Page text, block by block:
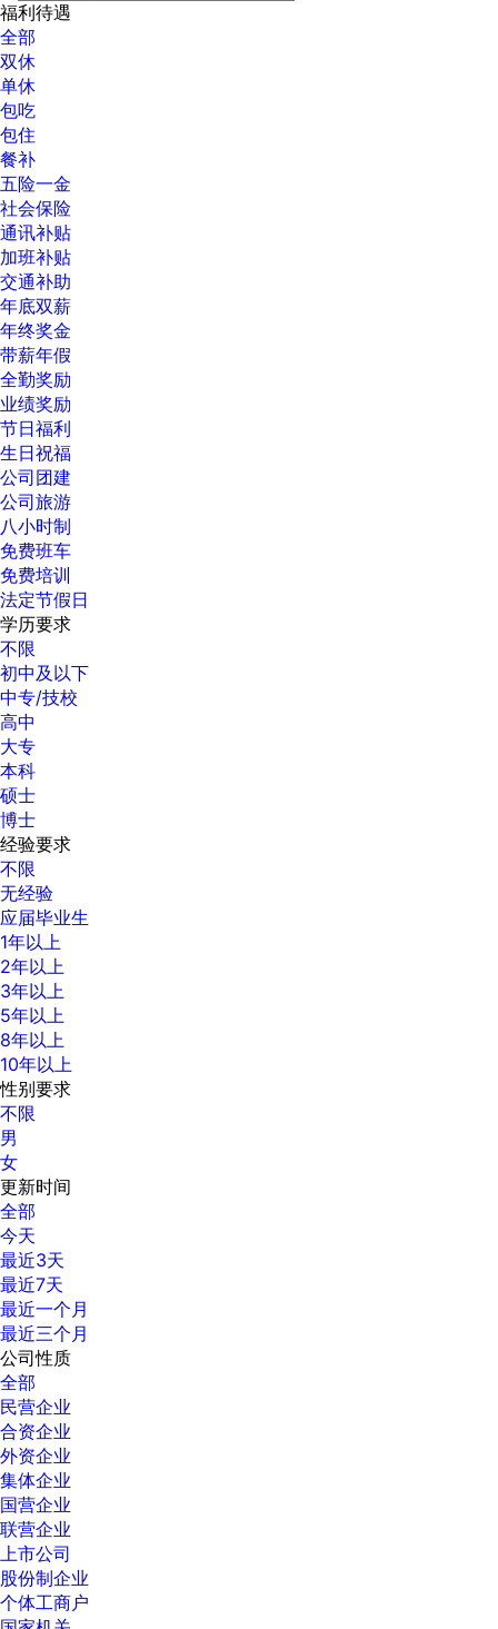
福利待遇
全部
双休
单休
包吃
包住
餐补
五险一金
社会保险
通讯补贴
加班补贴
交通补助
年底双薪
年终奖金
带薪年假
全勤奖励
业绩奖励
节日福利
生日祝福
公司团建
公司旅游
八小时制
免费班车
免费培训
法定节假日
学历要求
不限
初中及以下
中专/技校
高中
大专
本科
硕士
博士
经验要求
不限
无经验
应届毕业生
1年以上
2年以上
3年以上
5年以上
8年以上
10年以上
性别要求
不限
男
女
更新时间
全部
今天
最近3天
最近7天
最近一个月
最近三个月
公司性质
全部
民营企业
合资企业
外资企业
集体企业
国营企业
联营企业
上市公司
股份制企业
个体工商户